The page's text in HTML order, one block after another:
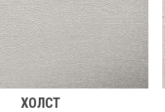
ХОЛСТ